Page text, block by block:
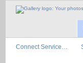
Connect Service…